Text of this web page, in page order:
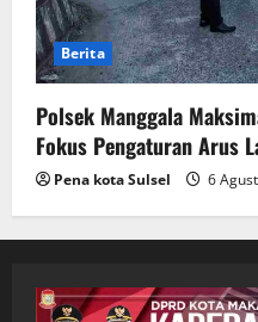
Berita
Polsek Manggala
Fokus Pengaturan Arus
Pena kota Sulsel 6